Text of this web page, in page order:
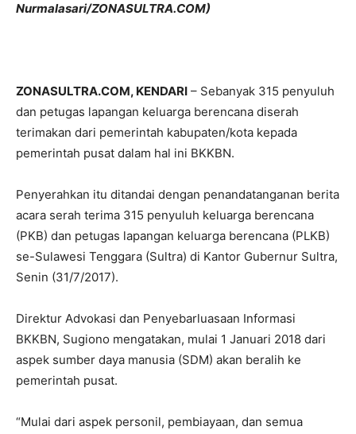
Nurmalasari/ZONASULTRA.COM)
ZONASULTRA.COM, KENDARI – Sebanyak 315 penyuluh
dan petugas lapangan keluarga berencana diserah
terimakan dari pemerintah kabupaten/kota kepada
pemerintah pusat dalam hal ini BKKBN.
Penyerahkan itu ditandai dengan penandatanganan berita
acara serah terima 315 penyuluh keluarga berencana
(PKB) dan petugas lapangan keluarga berencana (PLKB)
se-Sulawesi Tenggara (Sultra) di Kantor Gubernur Sultra,
Senin (31/7/2017).
Direktur Advokasi dan Penyebarluasaan Informasi
BKKBN, Sugiono mengatakan, mulai 1 Januari 2018 dari
aspek sumber daya manusia (SDM) akan beralih ke
pemerintah pusat.
“Mulai dari aspek personil, pembiayaan, dan semua